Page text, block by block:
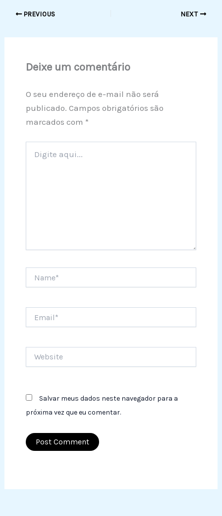
PREVIOUS NEXT
Deixe um comentário
O seu endereço de e-mail não será
publicado. Campos obrigatórios são
marcados com *
aqui...
Salvar meus dados neste navegador para a
próxima vez que eu comentar.